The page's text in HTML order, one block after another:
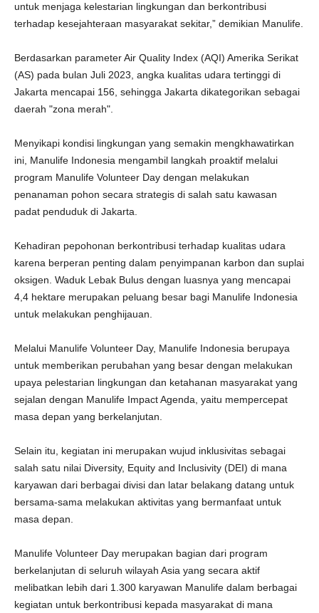
untuk menjaga kelestarian lingkungan dan berkontribusi
terhadap kesejahteraan masyarakat sekitar,” demikian Manulife.
Berdasarkan parameter Air Quality Index (AQI) Amerika Serikat
(AS) pada bulan Juli 2023, angka kualitas udara tertinggi di
Jakarta mencapai 156, sehingga Jakarta dikategorikan sebagai
daerah "zona merah".
Menyikapi kondisi lingkungan yang semakin mengkhawatirkan
ini, Manulife Indonesia mengambil langkah proaktif melalui
program Manulife Volunteer Day dengan melakukan
penanaman pohon secara strategis di salah satu kawasan
padat penduduk di Jakarta.
Kehadiran pepohonan berkontribusi terhadap kualitas udara
karena berperan penting dalam penyimpanan karbon dan suplai
oksigen. Waduk Lebak Bulus dengan luasnya yang mencapai
4,4 hektare merupakan peluang besar bagi Manulife Indonesia
untuk melakukan penghijauan.
Melalui Manulife Volunteer Day, Manulife Indonesia berupaya
untuk memberikan perubahan yang besar dengan melakukan
upaya pelestarian lingkungan dan ketahanan masyarakat yang
sejalan dengan Manulife Impact Agenda, yaitu mempercepat
masa depan yang berkelanjutan.
Selain itu, kegiatan ini merupakan wujud inklusivitas sebagai
salah satu nilai Diversity, Equity and Inclusivity (DEI) di mana
karyawan dari berbagai divisi dan latar belakang datang untuk
bersama-sama melakukan aktivitas yang bermanfaat untuk
masa depan.
Manulife Volunteer Day merupakan bagian dari program
berkelanjutan di seluruh wilayah Asia yang secara aktif
melibatkan lebih dari 1.300 karyawan Manulife dalam berbagai
kegiatan untuk berkontribusi kepada masyarakat di mana